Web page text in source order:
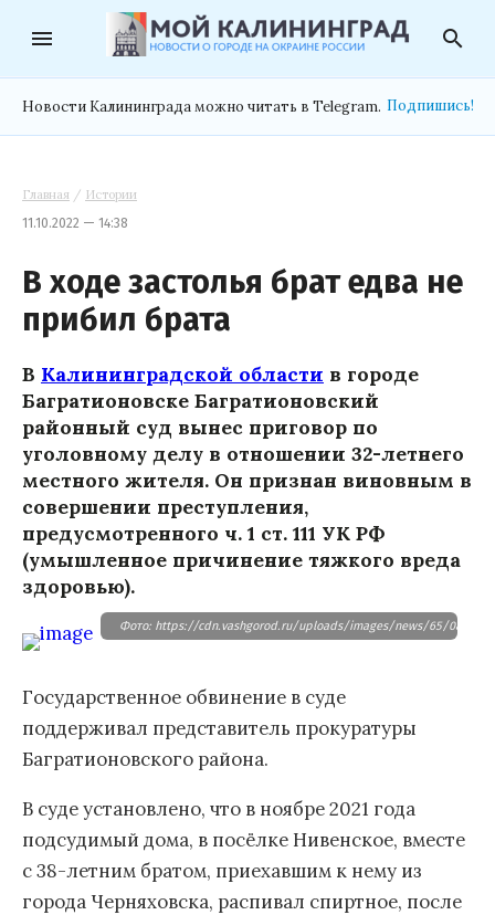
menu search
Новости Калининграда можно читать в Telegram. Подпишись!
Главная / Истории
11.10.2022 — 14:38
В ходе застолья брат едва не
прибил брата
В Калининградской области в городе
Багратионовске Багратионовский
районный суд вынес приговор по
уголовному делу в отношении 32-летнего
местного жителя. Он признан виновным в
совершении преступления,
предусмотренного ч. 1 ст. 111 УК РФ
(умышленное причинение тяжкого вреда
здоровью).
Фото: https://cdn.vashgorod.ru/uploads/images/news/65/08/
Государственное обвинение в суде
поддерживал представитель прокуратуры
Багратионовского района.
В суде установлено, что в ноябре 2021 года
подсудимый дома, в посёлке Нивенское, вместе
с 38-летним братом, приехавшим к нему из
города Черняховска, распивал спиртное, после